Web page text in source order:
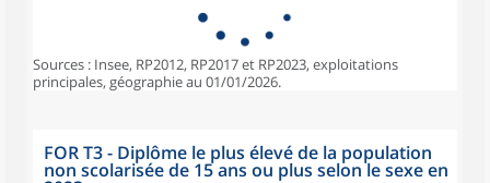
Sources : Insee, RP2012, RP2017 et RP2023, exploitations
principales, géographie au 01/01/2026.
FOR T3 - Diplôme le plus élevé de la population
non scolarisée de 15 ans ou plus selon le sexe en